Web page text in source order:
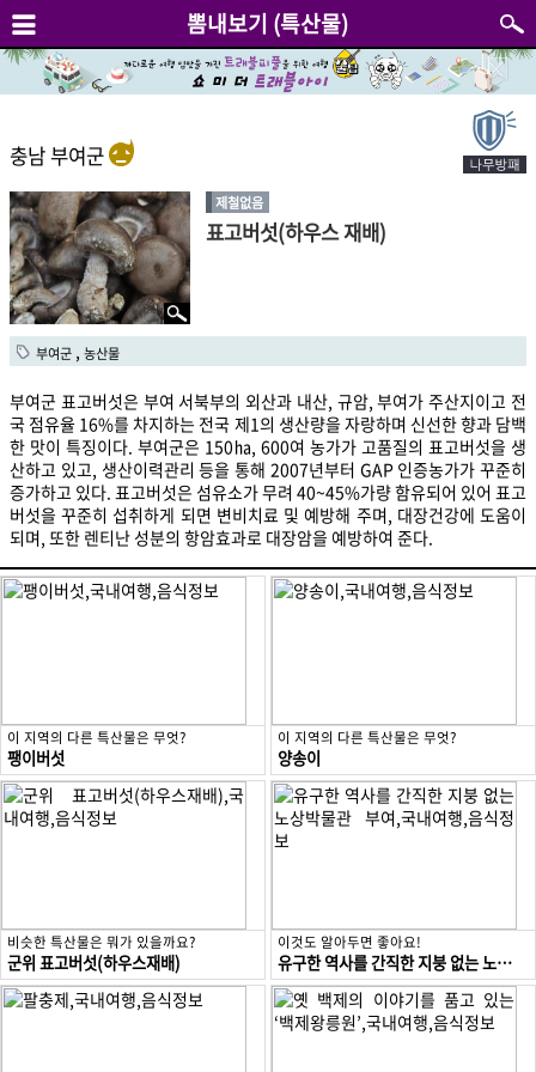
뽐내보기 (특산물)
충남 부여군
제철없음
표고버섯(하우스 재배)
부여군 , 농산물
부여군 표고버섯은 부여 서북부의 외산과 내산, 규암, 부여가 주산지이고 전
국 점유율 16%를 차지하는 전국 제1의 생산량을 자랑하며 신선한 향과 담백
한 맛이 특징이다. 부여군은 150㏊, 600여 농가가 고품질의 표고버섯을 생
산하고 있고, 생산이력관리 등을 통해 2007년부터 GAP 인증농가가 꾸준히
증가하고 있다. 표고버섯은 섬유소가 무려 40~45%가량 함유되어 있어 표고
버섯을 꾸준히 섭취하게 되면 변비치료 및 예방해 주며, 대장건강에 도움이
되며, 또한 렌티난 성분의 항암효과로 대장암을 예방하여 준다.
이 지역의 다른 특산물은 무엇?
팽이버섯
이 지역의 다른 특산물은 무엇?
양송이
비슷한 특산물은 뭐가 있을까요?
군위 표고버섯(하우스재배)
이것도 알아두면 좋아요!
유구한 역사를 간직한 지붕 없는 노상박물관 부여